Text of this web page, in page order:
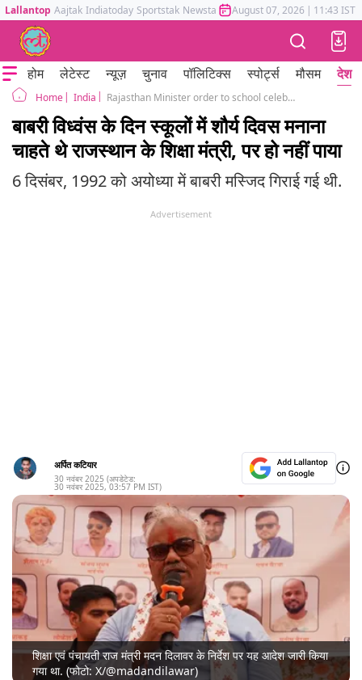
Lallantop Aajtak Indiatoday Sportstak Newstak Mumbai Tak Astrotak
August 07, 2026 | 11:43 IST
होम लेटेस्ट न्यूज़ चुनाव पॉलिटिक्स स्पोर्ट्स मौसम देश
Home India Rajasthan Minister order to school celebrate Babri Masjid demolition day as ‘Shaurya Diwas’
बाबरी विध्वंस के दिन स्कूलों में शौर्य दिवस मनाना
चाहते थे राजस्थान के शिक्षा मंत्री, पर हो नहीं पाया
6 दिसंबर, 1992 को अयोध्या में बाबरी मस्जिद गिराई गई थी.
Advertisement
अर्पित कटियार
30 नवंबर 2025 (अपडेटेड:
30 नवंबर 2025, 03:57 PM IST)
शिक्षा एवं पंचायती राज मंत्री मदन दिलावर के निर्देश पर यह आदेश जारी किया
गया था. (फोटो: X/@madandilawar)